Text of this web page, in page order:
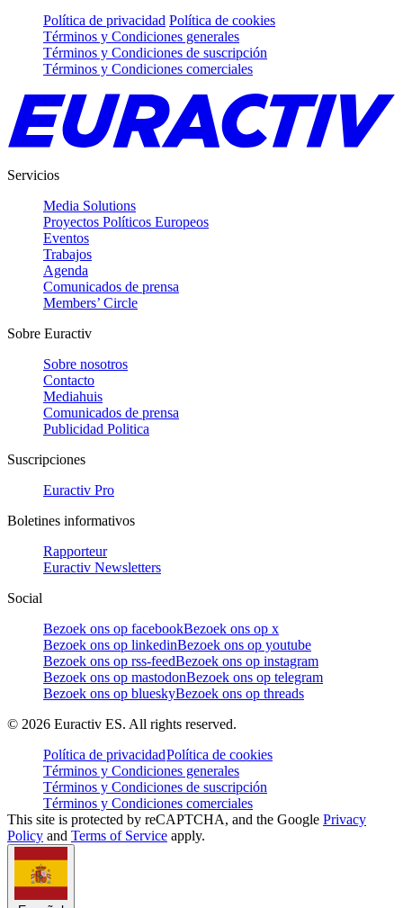
Política de privacidad Política de cookies
Términos y Condiciones generales
Términos y Condiciones de suscripción
Términos y Condiciones comerciales
Servicios
Media Solutions
Proyectos Políticos Europeos
Eventos
Trabajos
Agenda
Comunicados de prensa
Members’ Circle
Sobre Euractiv
Sobre nosotros
Contacto
Mediahuis
Comunicados de prensa
Publicidad Politica
Suscripciones
Euractiv Pro
Boletines informativos
Rapporteur
Euractiv Newsletters
Social
Bezoek ons op facebookBezoek ons op x
Bezoek ons op linkedinBezoek ons op youtube
Bezoek ons op rss-feedBezoek ons op instagram
Bezoek ons op mastodonBezoek ons op telegram
Bezoek ons op blueskyBezoek ons op threads
© 2026 Euractiv ES. All rights reserved.
Política de privacidadPolítica de cookies
Términos y Condiciones generales
Términos y Condiciones de suscripción
Términos y Condiciones comerciales
This site is protected by reCAPTCHA, and the Google Privacy
Policy and Terms of Service apply.